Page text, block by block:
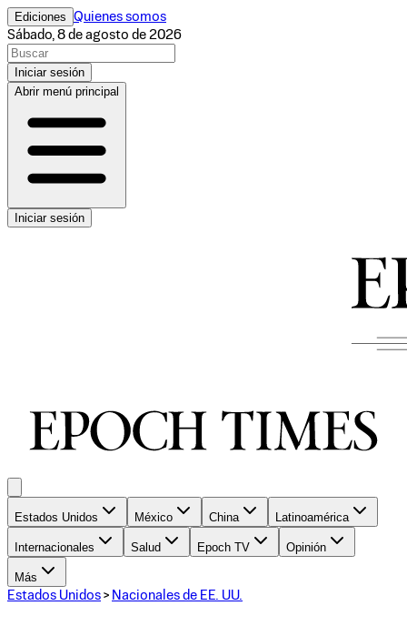
Ediciones Quienes somos
Sábado, 8 de agosto de 2026
Iniciar sesión
Abrir menú principal
Iniciar sesión
Estados Unidos México China Latinoamérica
Internacionales Salud Epoch TV Opinión
Más
Estados Unidos > Nacionales de EE. UU.